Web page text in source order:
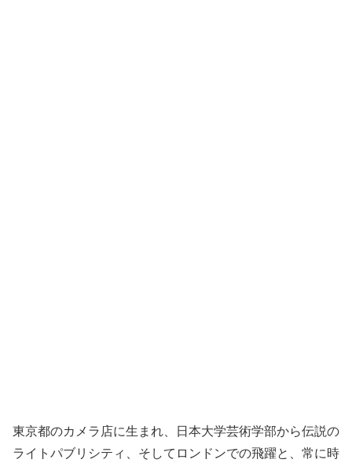
東京都のカメラ店に生まれ、日本大学芸術学部から伝説の
ライトパブリシティ、そしてロンドンでの飛躍と、常に時